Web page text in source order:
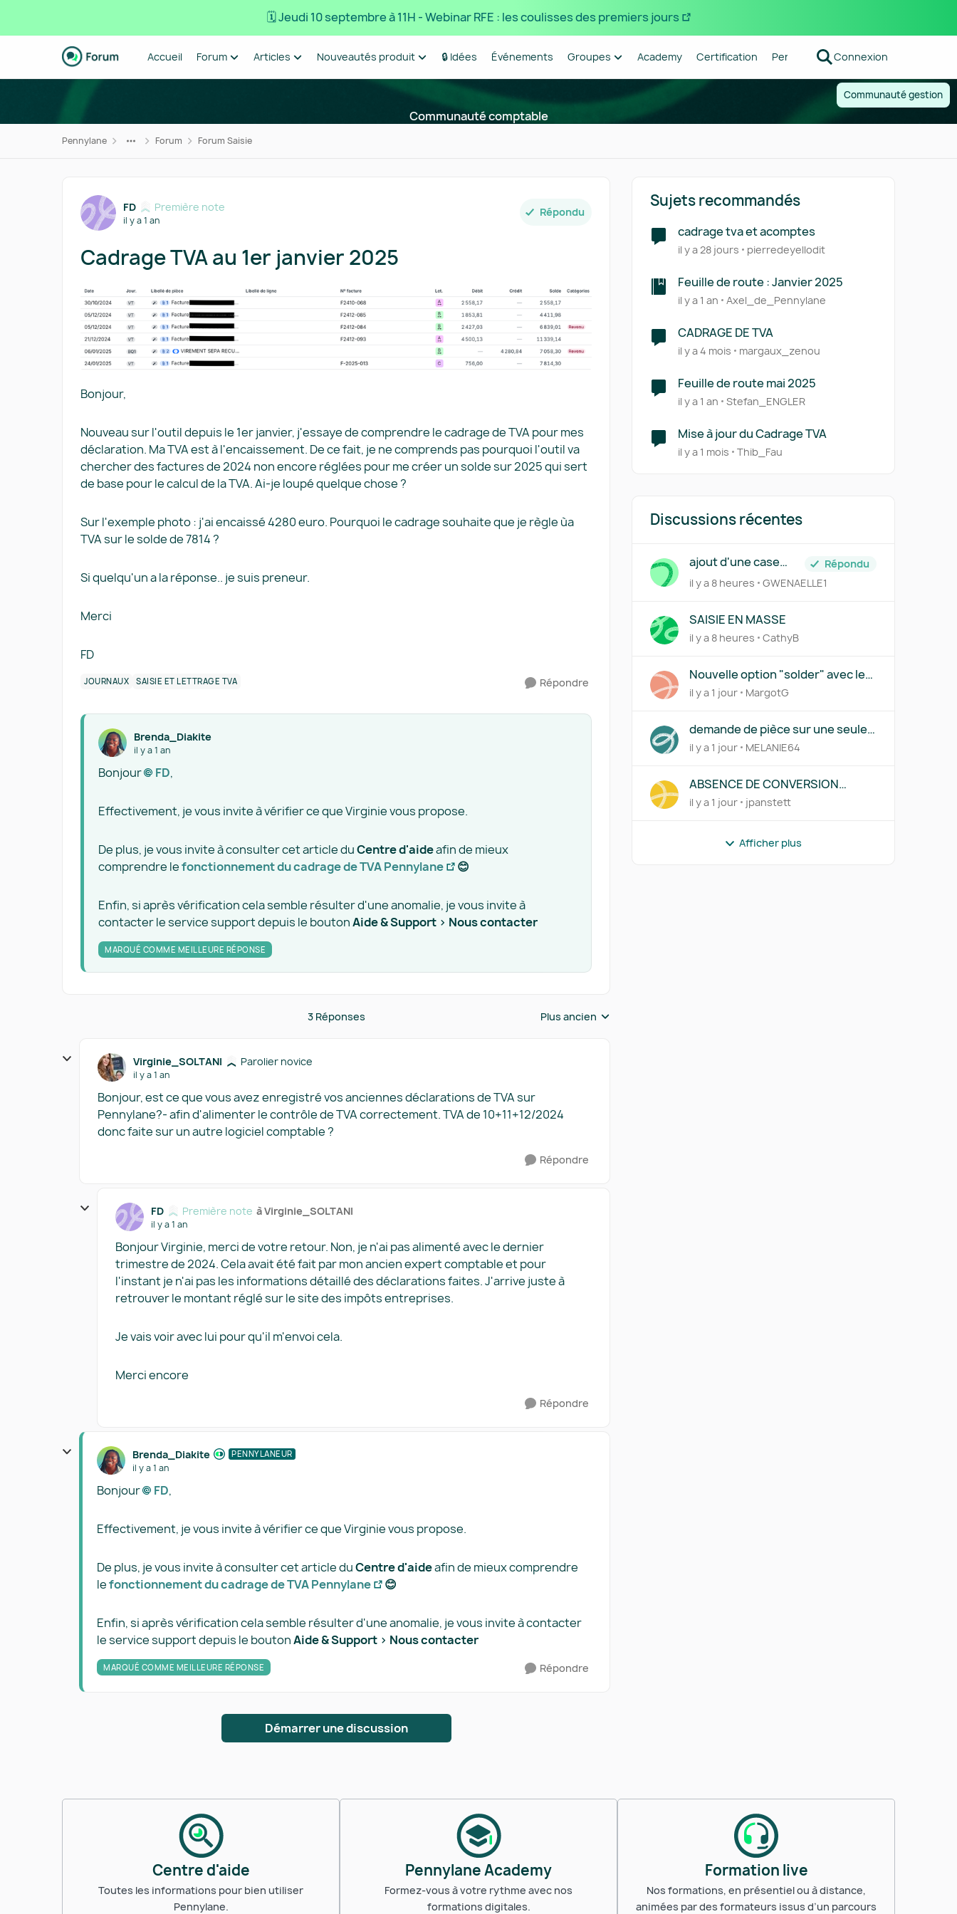
🗓️ Jeudi 10 septembre à 11H - Webinar RFE : les coulisses des premiers jours
Passer au contenu
Accueil Forum Articles Nouveautés produit 🔒 Idées Événements Groupes Academy Certification Pennylane Centre d'aide
Connexion
Communauté gestion
Communauté comptable
Pennylane Forum Forum Saisie
Forum Discussion
FD Première note
il y a 1 an
Répondu
Cadrage TVA au 1er janvier 2025
Bonjour,
Nouveau sur l'outil depuis le 1er janvier, j'essaye de comprendre le cadrage de TVA pour mes
déclaration. Ma TVA est à l'encaissement. De ce fait, je ne comprends pas pourquoi l'outil va
chercher des factures de 2024 non encore réglées pour me créer un solde sur 2025 qui sert
de base pour le calcul de la TVA. Ai-je loupé quelque chose ?
Sur l'exemple photo : j'ai encaissé 4280 euro. Pourquoi le cadrage souhaite que je règle ùa
TVA sur le solde de 7814 ?
Si quelqu'un a la réponse.. je suis preneur.
Merci
FD
JOURNAUX SAISIE ET LETTRAGE TVA Répondre
Brenda_Diakite
il y a 1 an
Bonjour FD​,
Effectivement, je vous invite à vérifier ce que Virginie vous propose.
De plus, je vous invite à consulter cet article duCentre d'aideafin de mieux
comprendre lefonctionnement du cadrage de TVA Pennylane 😊
Enfin, si après vérification cela semble résulter d'une anomalie, je vous invite à
contacter le service support depuis le boutonAide & Support > Nous contacter
MARQUÉ COMME MEILLEURE RÉPONSE
3 Réponses Réponses triées par
Plus ancien
Virginie_SOLTANI Parolier novice
il y a 1 an
Bonjour, est ce que vous avez enregistré vos anciennes déclarations de TVA sur
Pennylane?- afin d'alimenter le contrôle de TVA correctement. TVA de 10+11+12/2024
donc faite sur un autre logiciel comptable ?
Répondre
FD Première note à Virginie_SOLTANI
il y a 1 an
Bonjour Virginie, merci de votre retour. Non, je n'ai pas alimenté avec le dernier
trimestre de 2024. Cela avait été fait par mon ancien expert comptable et pour
l'instant je n'ai pas les informations détaillé des déclarations faites. J'arrive juste à
retrouver le montant réglé sur le site des impôts entreprises.
Je vais voir avec lui pour qu'il m'envoi cela.
Merci encore
Répondre
Brenda_Diakite PENNYLANEUR
il y a 1 an
Bonjour FD​,
Effectivement, je vous invite à vérifier ce que Virginie vous propose.
De plus, je vous invite à consulter cet article duCentre d'aideafin de mieux comprendre
lefonctionnement du cadrage de TVA Pennylane 😊
Enfin, si après vérification cela semble résulter d'une anomalie, je vous invite à contacter
le service support depuis le boutonAide & Support > Nous contacter
MARQUÉ COMME MEILLEURE RÉPONSE Répondre
Démarrer une discussion
Sujets recommandés
cadrage tva et acomptes
il y a 28 jours pierredeyellodit
Feuille de route : Janvier 2025
il y a 1 an Axel_de_Pennylane
CADRAGE DE TVA
il y a 4 mois margaux_zenou
Feuille de route mai 2025
il y a 1 an Stefan_ENGLER
Mise à jour du Cadrage TVA
il y a 1 mois Thib_Fau
Discussions récentes
ajout d'une case
siren+suffixe
Répondu
il y a 8 heures
GWENAELLE1
SAISIE EN MASSE
il y a 8 heures CathyB
Nouvelle option "solder" avec le
lettrage partiel
il y a 1 jour MargotG
demande de pièce sur une seule
ligne d'une transaction
il y a 1 jour MELANIE64
ABSENCE DE CONVERSION
AUTOMATIQUE D'UN COMPTE EN
DEVISE SUR UNE SAISIE
il y a 1 jour jpanstett
Afficher plus
Centre d'aide
Toutes les informations pour bien utiliser
Pennylane.
Pennylane Academy
Formez-vous à votre rythme avec nos
formations digitales.
Formation live
Nos formations, en présentiel ou à distance,
animées par des formateurs issus d’un parcours